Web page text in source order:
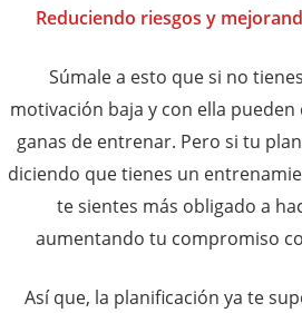
Reduciendo riesgos y
Súmale a esto que si no
motivación baja y con ella
ganas de entrenar. Pero si tu
diciendo que tienes un
te sientes más obligado a
aumentando tu compromiso
Así que, la planificación ya te